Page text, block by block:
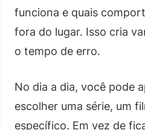
funciona e quais
fora do lugar. Isso cria
o tempo de erro.
No dia a dia, você pode
escolher uma série, um
específico. Em vez de